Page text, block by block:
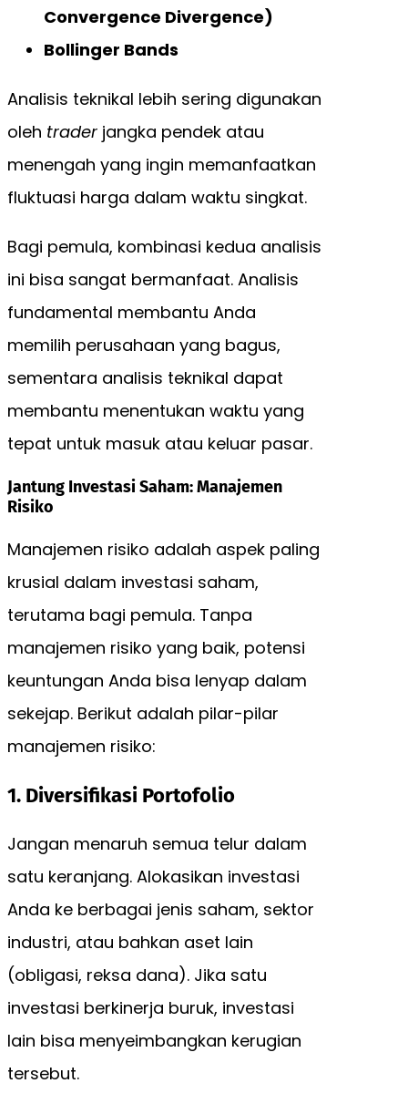
Convergence Divergence)
Bollinger Bands
Analisis teknikal lebih sering digunakan
oleh trader jangka pendek atau
menengah yang ingin memanfaatkan
fluktuasi harga dalam waktu singkat.
Bagi pemula, kombinasi kedua analisis
ini bisa sangat bermanfaat. Analisis
fundamental membantu Anda
memilih perusahaan yang bagus,
sementara analisis teknikal dapat
membantu menentukan waktu yang
tepat untuk masuk atau keluar pasar.
Jantung Investasi Saham: Manajemen
Risiko
Manajemen risiko adalah aspek paling
krusial dalam investasi saham,
terutama bagi pemula. Tanpa
manajemen risiko yang baik, potensi
keuntungan Anda bisa lenyap dalam
sekejap. Berikut adalah pilar-pilar
manajemen risiko:
1. Diversifikasi Portofolio
Jangan menaruh semua telur dalam
satu keranjang. Alokasikan investasi
Anda ke berbagai jenis saham, sektor
industri, atau bahkan aset lain
(obligasi, reksa dana). Jika satu
investasi berkinerja buruk, investasi
lain bisa menyeimbangkan kerugian
tersebut.